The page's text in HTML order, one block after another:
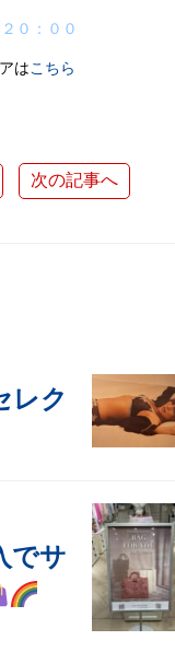
０：００
はこちら
次の記事へ
レク
でサ